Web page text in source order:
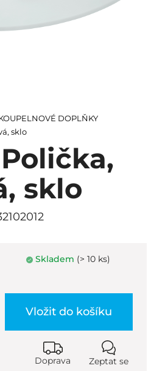
DOPLŇKY
sklo
sklo
Skladem (> 10 ks)
Vložit do košíku
Doprava Zeptat se